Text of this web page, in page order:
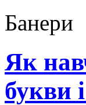
Банери
Як
букви